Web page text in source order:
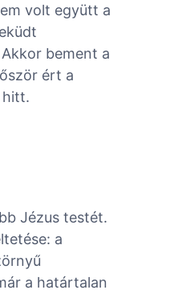
volt együtt a
bement a
ért a
hitt.
Jézus testét.
a
a határtalan